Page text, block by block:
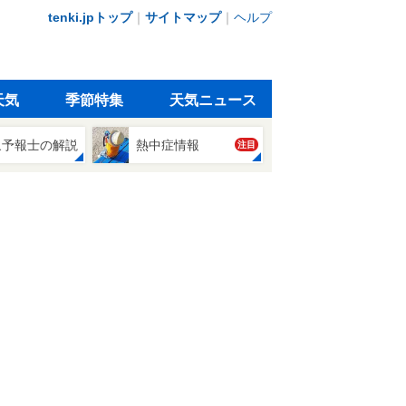
tenki.jpトップ｜ サイトマップ｜ ヘルプ
気 季節特集 天気ニュース
報士の解説 熱中症情報 注目